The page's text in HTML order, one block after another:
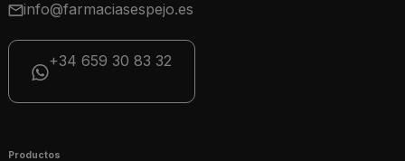
info@farmaciasespejo.es
+34 659 30 83 32
Productos